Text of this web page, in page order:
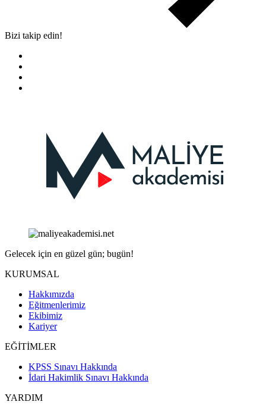
Bizi takip edin!
Gelecek için en güzel gün; bugün!
KURUMSAL
Hakkımızda
Eğitmenlerimiz
Ekibimiz
Kariyer
EĞİTİMLER
KPSS Sınavı Hakkında
İdari Hakimlik Sınavı Hakkında
YARDIM